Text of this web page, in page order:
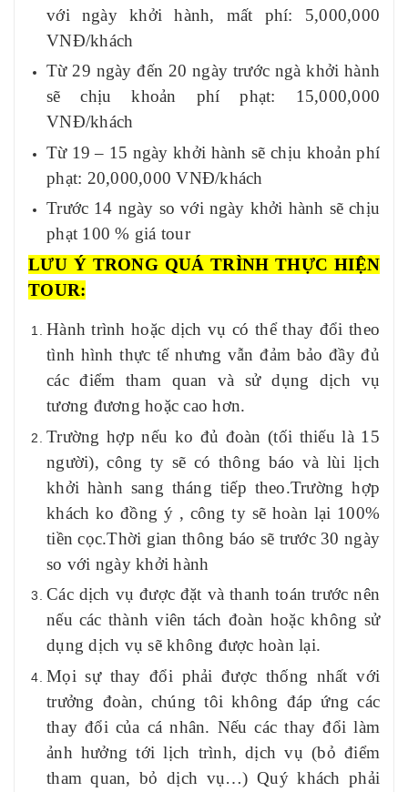
với ngày khởi hành, mất phí: 5,000,000
VNĐ/khách
Từ29 ngày đến 20 ngày trước ngà khởi hành
sẽ chịu khoản phí phạt: 15,000,000
VNĐ/khách
Từ 19 – 15 ngày khởi hành sẽ chịu khoản phí
phạt: 20,000,000 VNĐ/khách
Trước 14 ngày so với ngày khởi hành sẽ chịu
phạt 100 % giá tour
LƯU Ý TRONG QUÁ TRÌNH THỰC HIỆN
TOUR:
Hành trình hoặc dịch vụ có thể thay đổi theo
tình hình thực tế nhưng vẫn đảm bảo đầy đủ
các điểm tham quan và sử dụng dịch vụ
tương đương hoặc cao hơn.
Trường hợp nếu ko đủ đoàn (tối thiếu là 15
người), công ty sẽ có thông báo và lùi lịch
khởi hành sang tháng tiếp theo.Trường hợp
khách ko đồng ý , công ty sẽ hoàn lại 100%
tiền cọc.Thời gian thông báo sẽ trước 30 ngày
so với ngày khởi hành
Các dịch vụ được đặt và thanh toán trước nên
nếu các thành viên tách đoàn hoặc không sử
dụng dịch vụ sẽ không được hoàn lại.
Mọi sự thay đổi phải được thống nhất với
trưởng đoàn, chúng tôi không đáp ứng các
thay đổi của cá nhân. Nếu các thay đổi làm
ảnh hưởng tới lịch trình, dịch vụ (bỏ điểm
tham quan, bỏ dịch vụ…)Quýkhách phải